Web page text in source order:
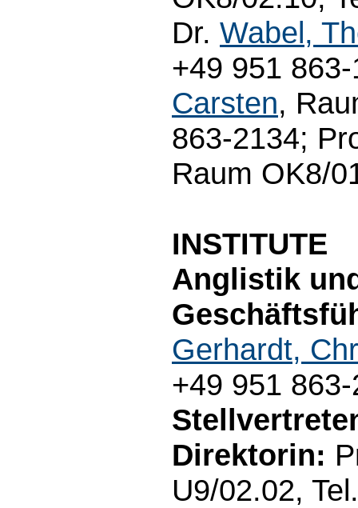
Dr. Wabel,
+49 951
Carsten,
863-2134;
Raum OK8/
INSTITUTE
Anglistik
Gerhardt,
+49 951
Direktorin:
U9/02.02,